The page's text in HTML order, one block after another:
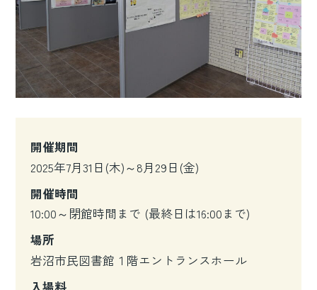
開催期間
2025年7月31日(木)～8月29日(金)
開催時間
10:00～閉館時間まで (最終日は16:00まで)
場所
岩沼市民図書館１階エントランスホール
入場料